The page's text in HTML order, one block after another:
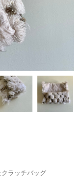
ラッチバッグ